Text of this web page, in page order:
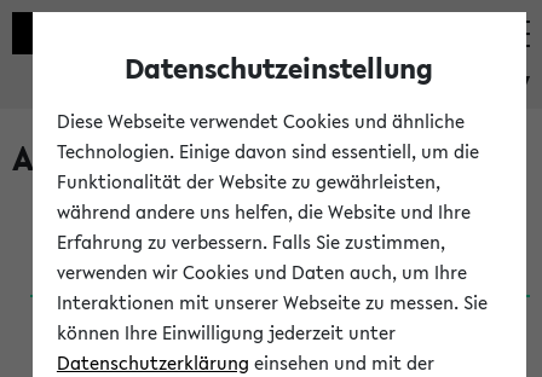
eKVV
Archivierte Studiengänge
Anglistik: British and American Studies / B.A.
(Einschreibung bis WiSe 16/17)
Anglistik: British and American Studies / B.A.
(Einschreibung bis SoSe 2015)
Datenschutzeinstellung
Diese Webseite verwendet Cookies und ähnliche
Technologien. Einige davon sind essentiell, um die
Funktionalität der Website zu gewährleisten,
während andere uns helfen, die Website und Ihre
Erfahrung zu verbessern. Falls Sie zustimmen,
verwenden wir Cookies und Daten auch, um Ihre
Interaktionen mit unserer Webseite zu messen. Sie
können Ihre Einwilligung jederzeit unter
Datenschutzerklärung einsehen und mit der